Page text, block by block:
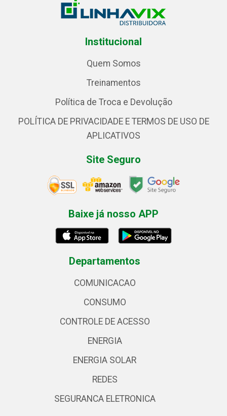
Institucional
Quem Somos
Treinamentos
Política de Troca e Devolução
POLÍTICA DE PRIVACIDADE E TERMOS DE USO DE
APLICATIVOS
Site Seguro
Baixe já nosso APP
Departamentos
COMUNICACAO
CONSUMO
CONTROLE DE ACESSO
ENERGIA
ENERGIA SOLAR
REDES
SEGURANCA ELETRONICA